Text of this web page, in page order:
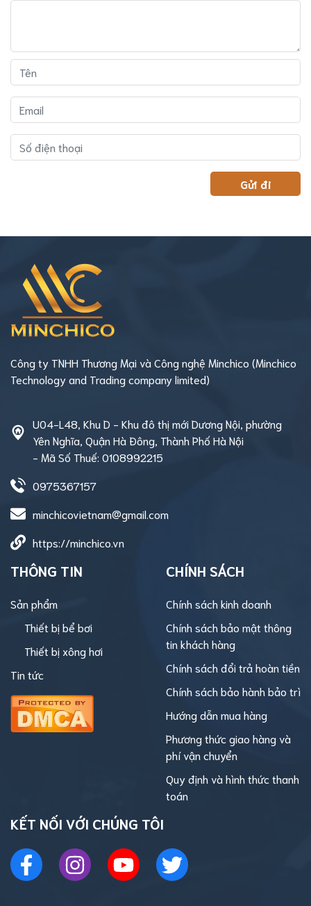
Công ty TNHH Thương Mại và Công nghệ Minchico (Minchico
Technology and Trading company limited)
U04-L48, Khu D - Khu đô thị mới Dương Nội, phường
Yên Nghĩa, Quận Hà Đông, Thành Phố Hà Nội
- Mã Số Thuế: 0108992215
0975367157
minchicovietnam@gmail.com
https://minchico.vn
THÔNG TIN
Sản phẩm
Thiết bị bể bơi
Thiết bị xông hơi
Tin tức
CHÍNH SÁCH
Chính sách kinh doanh
Chính sách bảo mật thông
tin khách hàng
Chính sách đổi trả hoàn tiền
Chính sách bảo hành bảo trì
Hướng dẫn mua hàng
Phương thức giao hàng và
phí vận chuyển
Quy định và hình thức thanh
toán
KẾT NỐI VỚI CHÚNG TÔI